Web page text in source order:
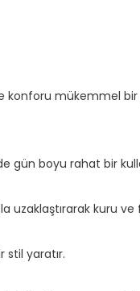
konforu mükemmel
gün boyu rahat bir
kuru ve
yaratır.